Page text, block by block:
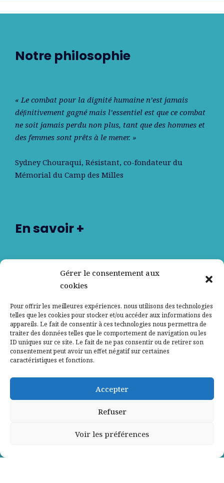
Gérer le consentement aux
cookies
Pour offrir les meilleures expériences, nous utilisons des technologies
telles que les cookies pour stocker et/ou accéder aux informations des
appareils. Le fait de consentir à ces technologies nous permettra de
traiter des données telles que le comportement de navigation ou les
ID uniques sur ce site. Le fait de ne pas consentir ou de retirer son
consentement peut avoir un effet négatif sur certaines
caractéristiques et fonctions.
Accepter
Refuser
Voir les préférences
Notre philosophie
« Le combat pour la dignité humaine n’est jamais
déﬁnitivement gagné mais l’essentiel est que ce combat
ne soit jamais perdu non plus, tant que des hommes et
des femmes sont prêts à le mener. »
Sydney Chouraqui, Résistant, co-fondateur du
Mémorial du Camp des Milles
En savoir +
Nos partenaires
Contactez-nous
Mentions légales